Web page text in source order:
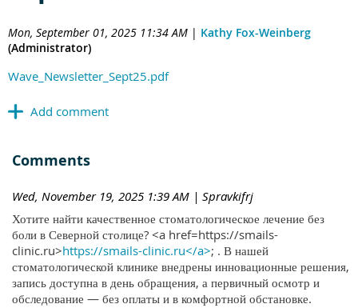
Mon, September 01, 2025 11:34 AM | Kathy Fox-Weinberg
(Administrator)
Wave_Newsletter_Sept25.pdf
Comments
Wed, November 19, 2025 1:39 AM | Spravkifrj
Хотите найти качественное стоматологическое лечение без
боли в Северной столице? <a href=https://smails-
clinic.ru>https://smails-clinic.ru</a>; . В нашей
стоматологической клинике внедрены инновационные решения,
запись доступна в день обращения, а первичный осмотр и
обследование — без оплаты и в комфортной обстановке.